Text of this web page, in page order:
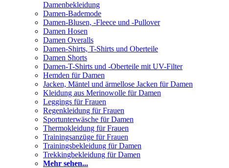
Damenbekleidung
Damen-Bademode
Damen-Blusen, -Fleece und -Pullover
Damen Hosen
Damen Overalls
Damen-Shirts, T-Shirts und Oberteile
Damen Shorts
Damen-T-Shirts und -Oberteile mit UV-Filter
Hemden für Damen
Jacken, Mäntel und ärmellose Jacken für Damen
Kleidung aus Merinowolle für Damen
Leggings für Frauen
Regenkleidung für Frauen
Sportunterwäsche für Damen
Thermokleidung für Frauen
Trainingsanzüge für Frauen
Trainingsbekleidung für Damen
Trekkingbekleidung für Damen
Mehr sehen...